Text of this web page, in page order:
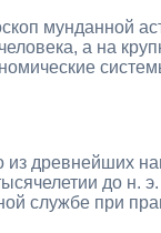
мунданной
а на
древнейших
до н.
службе при